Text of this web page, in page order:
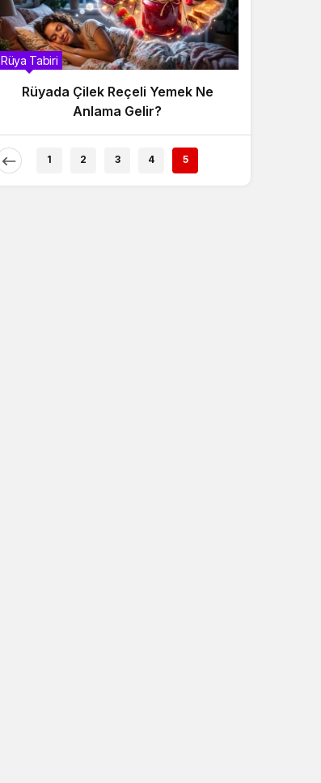
Rüya Tabiri
Rüyada Çilek Reçeli Yemek Ne
Anlama Gelir?
1 2 3 4 5